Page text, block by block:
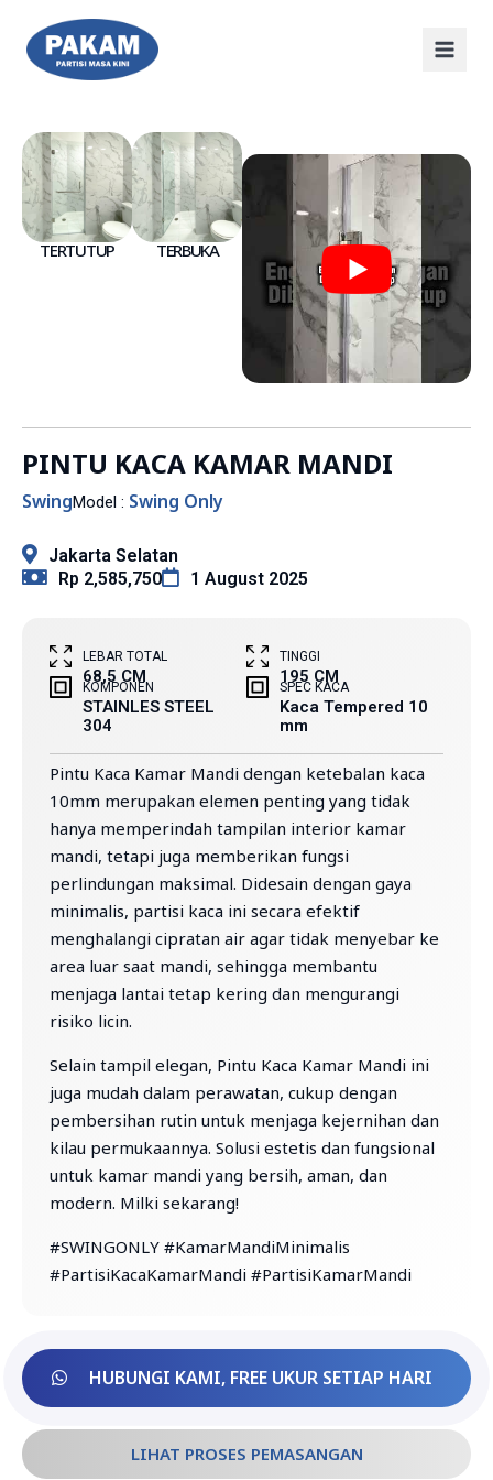
TERTUTUP TERBUKA
PINTU KACA KAMAR MANDI
SwingModel : Swing Only
Jakarta Selatan
Rp 2,585,750
1 August 2025
LEBAR TOTAL
68,5 CM
TINGGI
195 CM
KOMPONEN
STAINLES STEEL
304
SPEC KACA
Kaca Tempered 10
mm
Pintu Kaca Kamar Mandi dengan ketebalan kaca
10mm merupakan elemen penting yang tidak
hanya memperindah tampilan interior kamar
mandi, tetapi juga memberikan fungsi
perlindungan maksimal. Didesain dengan gaya
minimalis, partisi kaca ini secara efektif
menghalangi cipratan air agar tidak menyebar ke
area luar saat mandi, sehingga membantu
menjaga lantai tetap kering dan mengurangi
risiko licin.
Selain tampil elegan, Pintu Kaca Kamar Mandi ini
juga mudah dalam perawatan, cukup dengan
pembersihan rutin untuk menjaga kejernihan dan
kilau permukaannya. Solusi estetis dan fungsional
untuk kamar mandi yang bersih, aman, dan
modern. Milki sekarang!
#SWINGONLY #KamarMandiMinimalis
#PartisiKacaKamarMandi #PartisiKamarMandi
HUBUNGI KAMI, FREE UKUR SETIAP HARI
LIHAT PROSES PEMASANGAN